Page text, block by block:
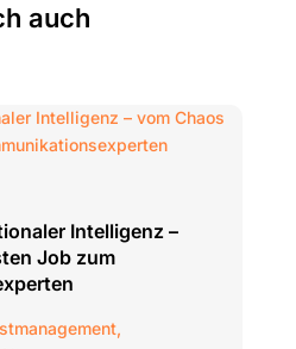
auch
Intelligenz –
Job zum
,